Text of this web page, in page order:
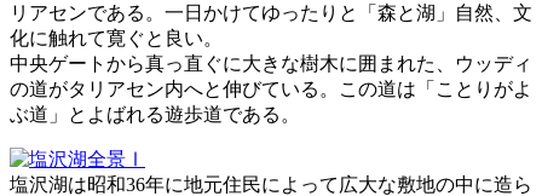
リアセンである。一日かけてゆったりと「森と湖」自然、文
化に触れて寛ぐと良い。
中央ゲートから真っ直ぐに大きな樹木に囲まれた、ウッディ
の道がタリアセン内へと伸びている。この道は「ことりがよ
ぶ道」とよばれる遊歩道である。
塩沢湖は昭和36年に地元住民によって広大な敷地の中に造ら